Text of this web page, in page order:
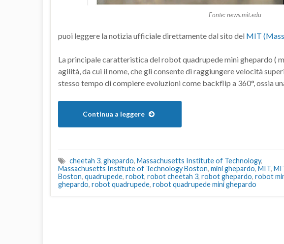
Fonte: news.mit.edu
puoi leggere la notizia ufficiale direttamente dal sito del MIT
La principale caratteristica del robot quadrupede mini ghepardo (
agilità, da cui il nome, che gli consente di raggiungere velocità
stesso tempo di compiere evoluzioni come backflip a 360°, ossia
Continua a leggere
cheetah 3, ghepardo, Massachusetts Institute of Technology,
Massachusetts Institute of Technology Boston, mini ghepardo, MIT,
Boston, quadrupede, robot, robot cheetah 3, robot ghepardo, robot
ghepardo, robot quadrupede, robot quadrupede mini ghepardo